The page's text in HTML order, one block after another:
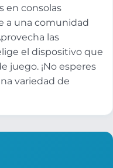
en consolas
a una comunidad
las
el dispositivo que
juego. ¡No esperes
variedad de